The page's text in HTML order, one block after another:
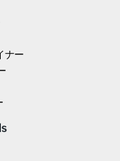
ナー